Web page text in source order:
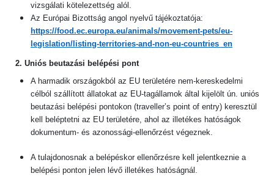
vizsgálati kötelezettség alól.
Az Európai Bizottság angol nyelvű tájékoztatója:
https://food.ec.europa.eu/animals/movement-pets/eu-
legislation/listing-territories-and-non-eu-countries_en
2. Uniós beutazási belépési pont
A harmadik országokból az EU területére nem-kereskedelmi
célból szállított állatokat az EU-tagállamok által kijelölt ún. uniós
beutazási belépési pontokon (traveller’s point of entry) keresztül
kell beléptetni az EU területére, ahol az illetékes hatóságok
dokumentum- és azonossági-ellenőrzést végeznek.
A tulajdonosnak a belépéskor ellenőrzésre kell jelentkeznie a
belépési ponton jelen lévő illetékes hatóságnál.